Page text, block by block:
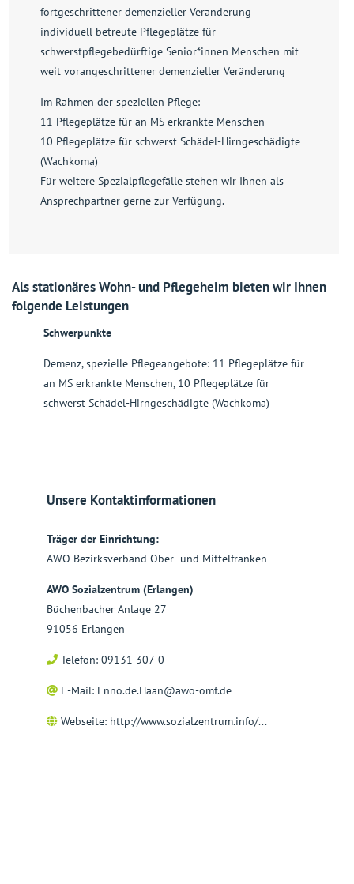
fortgeschrittener demenzieller Veränderung
individuell betreute Pflegeplätze für
schwerstpflegebedürftige Senior*innen Menschen mit
weit vorangeschrittener demenzieller Veränderung
Im Rahmen der speziellen Pflege:
11 Pflegeplätze für an MS erkrankte Menschen
10 Pflegeplätze für schwerst Schädel-Hirngeschädigte
(Wachkoma)
Für weitere Spezialpflegefälle stehen wir Ihnen als
Ansprechpartner gerne zur Verfügung.
Als stationäres Wohn- und Pflegeheim bieten wir Ihnen
folgende Leistungen
Schwerpunkte
Demenz, spezielle Pflegeangebote: 11 Pflegeplätze für
an MS erkrankte Menschen, 10 Pflegeplätze für
schwerst Schädel-Hirngeschädigte (Wachkoma)
Unsere Kontaktinformationen
Träger der Einrichtung:
AWO Bezirksverband Ober- und Mittelfranken
AWO Sozialzentrum (Erlangen)
Büchenbacher Anlage 27
91056 Erlangen
Telefon: 09131 307-0
E-Mail: Enno.de.Haan@awo-omf.de
Webseite: http://www.sozialzentrum.info/...